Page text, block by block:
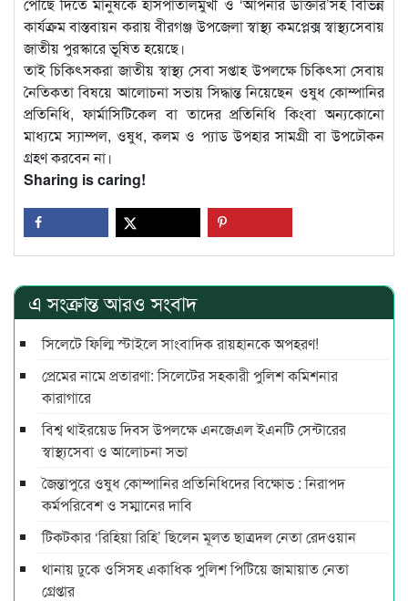
কার্যক্রম বাস্তবায়ন করায় বীরগঞ্জ উপজেলা স্বাস্থ্য কমপ্লেক্স স্বাস্থ্যসেবায়
জাতীয় পুরস্কারে ভূষিত হয়েছে।
তাই চিকিৎসকরা জাতীয় স্বাস্থ্য সেবা সপ্তাহ উপলক্ষে চিকিৎসা সেবায়
নৈতিকতা বিষয়ে আলোচনা সভায় সিদ্ধান্ত নিয়েছেন ওষুধ কোম্পানির
প্রতিনিধি, ফার্মাসিটিকেল বা তাদের প্রতিনিধি কিংবা অন্যকোনো
মাধ্যমে স্যাম্পল, ওষুধ, কলম ও প্যাড উপহার সামগ্রী বা উপঢৌকন
গ্রহণ করবেন না।
Sharing is caring!
এ সংক্রান্ত আরও সংবাদ
সিলেটে ফিল্মি স্টাইলে সাংবাদিক রায়হানকে অপহরণ!
প্রেমের নামে প্রতারণা: সিলেটের সহকারী পুলিশ কমিশনার
কারাগারে
বিশ্ব থাইরয়েড দিবস উপলক্ষে এনজেএল ইএনটি সেন্টারের
স্বাস্থ্যসেবা ও আলোচনা সভা
জৈন্তাপুরে ওষুধ কোম্পানির প্রতিনিধিদের বিক্ষোভ : নিরাপদ
কর্মপরিবেশ ও সম্মানের দাবি
টিকটকার ‘রিহিয়া রিহি’ ছিলেন মূলত ছাত্রদল নেতা রেদওয়ান
থানায় ঢুকে ওসিসহ একাধিক পুলিশ পিটিয়ে জামায়াত নেতা
গ্রেপ্তার